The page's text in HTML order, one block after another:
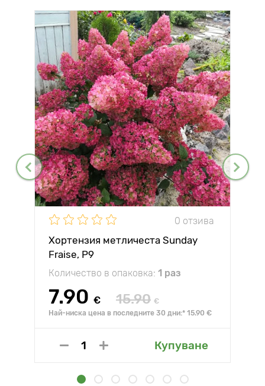
0 отзива
Хортензия метличеста Sunday
Fraise, P9
Количество в опаковка: 1 раз
7.90 € 15.90 €
Най-ниска цена в последните 30 дни:* 15.90 €
Купуване